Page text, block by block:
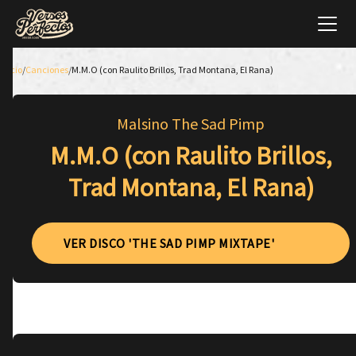
Inicio/Canciones/M.M.O (con Raulito Brillos, Trad Montana, El Rana)
Malsino The Sad Pimp
M.M.O (con Raulito Brillos,
Trad Montana, El Rana)
VER DISCO 'THE SAD PIMP MIXTAPE'